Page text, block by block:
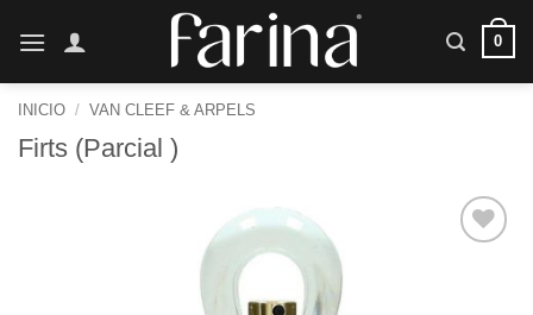
0
INICIO / VAN CLEEF & ARPELS
Firts (Parcial )